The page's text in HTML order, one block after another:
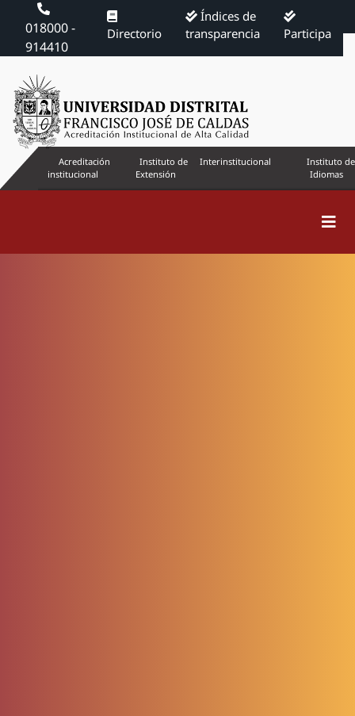
018000 -
914410
Directorio
Índices de
transparencia
Participa
Acreditación
institucional
Instituto de
Extensión
Interinstitucional
Instituto de
Idiomas